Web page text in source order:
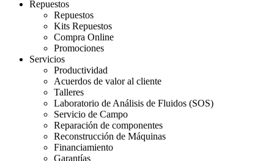
Repuestos
Repuestos
Kits Repuestos
Compra Online
Promociones
Servicios
Productividad
Acuerdos de valor al cliente
Talleres
Laboratorio de Análisis de Fluidos (SOS)
Servicio de Campo
Reparación de componentes
Reconstrucción de Máquinas
Financiamiento
Garantías